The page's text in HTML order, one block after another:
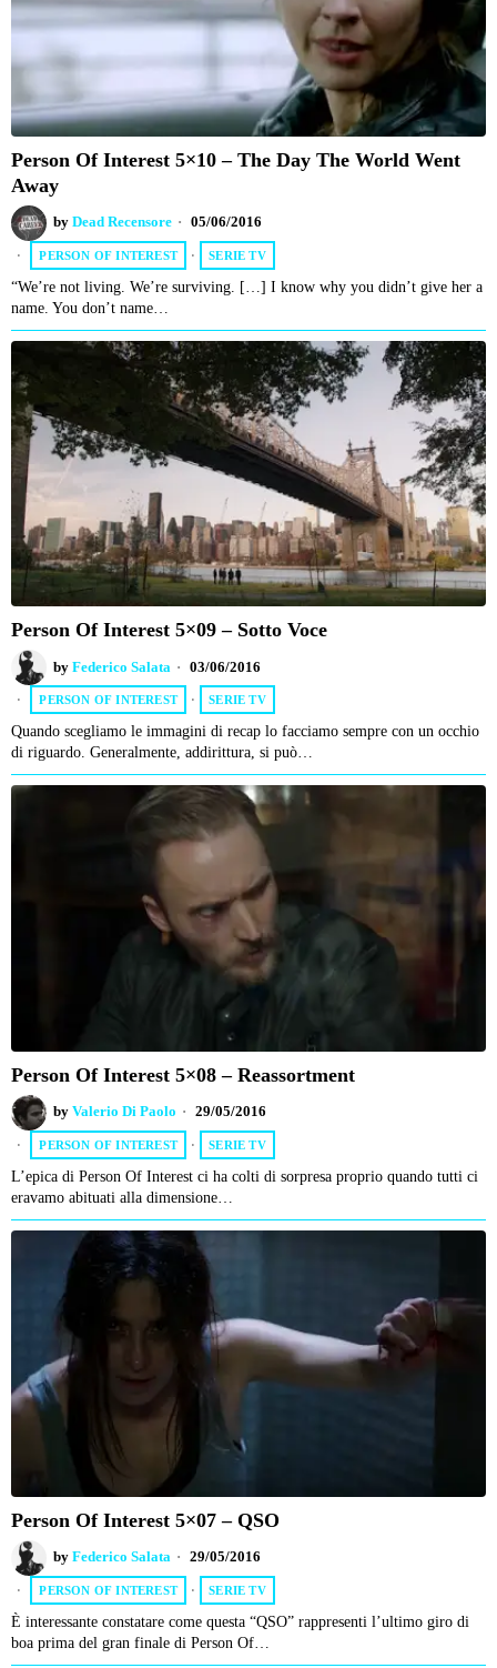
Person Of Interest 5×10 – The Day The World Went
Away
by Dead Recensore 05/06/2016
PERSON OF INTEREST · SERIE TV
“We’re not living. We’re surviving. […] I know why you didn’t give her a
name. You don’t name…
Person Of Interest 5×09 – Sotto Voce
by Federico Salata 03/06/2016
PERSON OF INTEREST · SERIE TV
Quando scegliamo le immagini di recap lo facciamo sempre con un occhio
di riguardo. Generalmente, addirittura, si può…
Person Of Interest 5×08 – Reassortment
by Valerio Di Paolo 29/05/2016
PERSON OF INTEREST · SERIE TV
L’epica di Person Of Interest ci ha colti di sorpresa proprio quando tutti ci
eravamo abituati alla dimensione…
Person Of Interest 5×07 – QSO
by Federico Salata 29/05/2016
PERSON OF INTEREST · SERIE TV
È interessante constatare come questa “QSO” rappresenti l’ultimo giro di
boa prima del gran finale di Person Of…